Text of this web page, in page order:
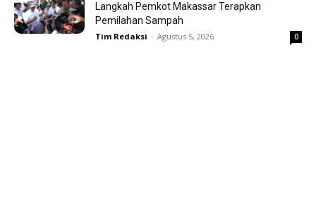
Langkah Pemkot Makassar Terapkan
Pemilahan Sampah
Tim Redaksi - Agustus 5, 2026 0